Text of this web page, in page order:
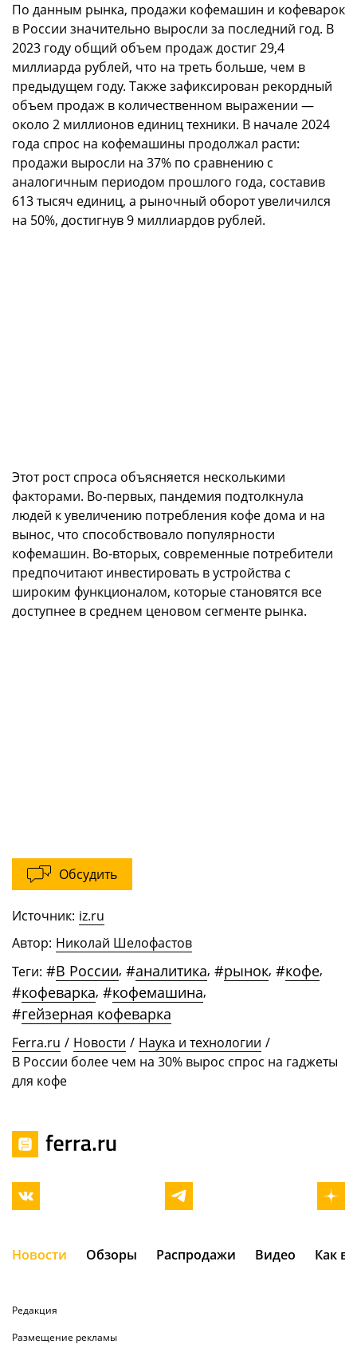
По данным рынка, продажи кофемашин и кофеварок
в России значительно выросли за последний год. В
2023 году общий объем продаж достиг 29,4
миллиарда рублей, что на треть больше, чем в
предыдущем году. Также зафиксирован рекордный
объем продаж в количественном выражении —
около 2 миллионов единиц техники. В начале 2024
года спрос на кофемашины продолжал расти:
продажи выросли на 37% по сравнению с
аналогичным периодом прошлого года, составив
613 тысяч единиц, а рыночный оборот увеличился
на 50%, достигнув 9 миллиардов рублей.
Этот рост спроса объясняется несколькими
факторами. Во-первых, пандемия подтолкнула
людей к увеличению потребления кофе дома и на
вынос, что способствовало популярности
кофемашин. Во-вторых, современные потребители
предпочитают инвестировать в устройства с
широким функционалом, которые становятся все
доступнее в среднем ценовом сегменте рынка.
Обсудить
Источник: iz.ru
Автор: Николай Шелофастов
Теги: #В России, #аналитика, #рынок, #кофе,
#кофеварка, #кофемашина,
#гейзерная кофеварка
Ferra.ru / Новости / Наука и технологии /
В России более чем на 30% вырос спрос на гаджеты
для кофе
Новости Обзоры Распродажи Видео Как
Редакция
Размещение рекламы